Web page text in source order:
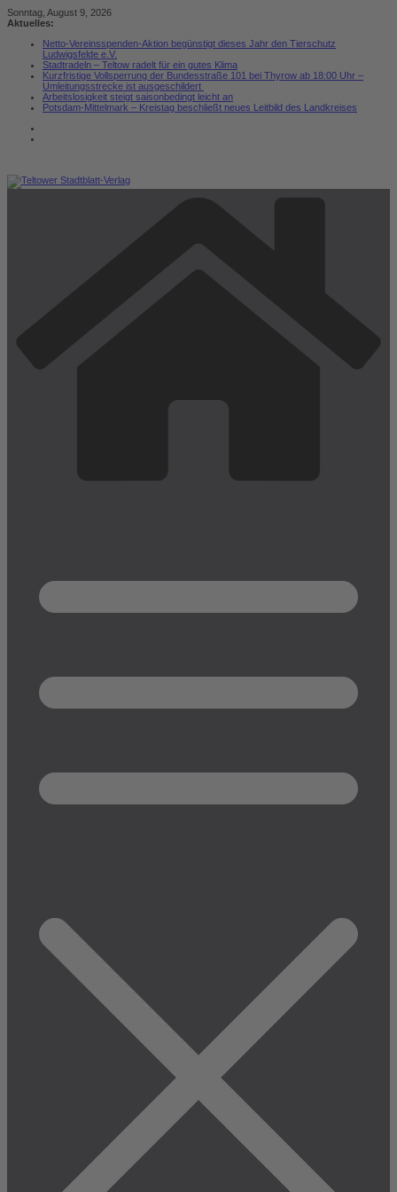
Zum
Inhalt
Sonntag, August 9, 2026
Aktuelles:
Netto-Vereinsspenden-Aktion begünstigt dieses Jahr den Tierschutz
Ludwigsfelde e.V.
Stadtradeln – Teltow radelt für ein gutes Klima
Kurzfristige Vollsperrung der Bundesstraße 101 bei Thyrow ab 18:00 Uhr –
Umleitungsstrecke ist ausgeschildert
Arbeitslosigkeit steigt saisonbedingt leicht an
Potsdam-Mittelmark – Kreistag beschließt neues Leitbild des Landkreises